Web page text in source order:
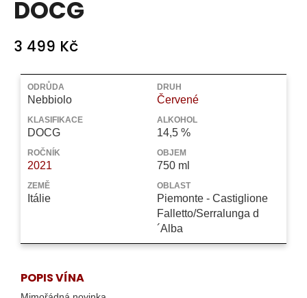
DOCG
3 499 Kč
Měrná
cena:
ODRŮDA
Nebbiolo
DRUH
Červené
KLASIFIKACE
DOCG
ALKOHOL
14,5 %
ROČNÍK
2021
OBJEM
750 ml
ZEMĚ
Itálie
OBLAST
Piemonte - Castiglione
Falletto/Serralunga d
´Alba
POPIS VÍNA
a
j
í
HLEDAT
p
u